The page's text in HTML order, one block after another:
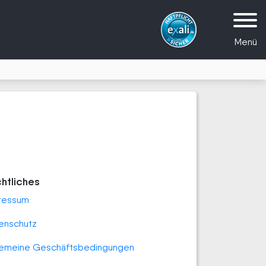
Menü
Geschäftsbedingungen